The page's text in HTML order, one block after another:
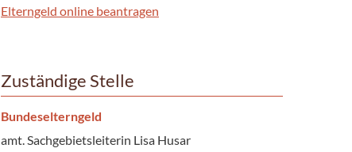
Elterngeld online beantragen
Zuständige Stelle
Bundeselterngeld
amt. Sachgebietsleiterin Lisa Husar